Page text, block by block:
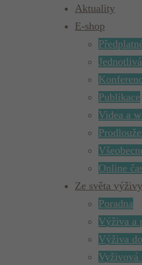
Aktuality
E-shop
Publikace
Videa a
Online
Ze světa
Poradna
Výživa a
Výživa
Vyživová